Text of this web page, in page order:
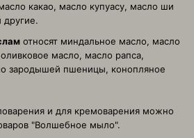
какао, масло купуасу, масло ши
другие.
относят миндальное масло, масло
масло, масло рапса,
зародышей пшеницы, конопляное
и для кремоварения можно
"Волшебное мыло".